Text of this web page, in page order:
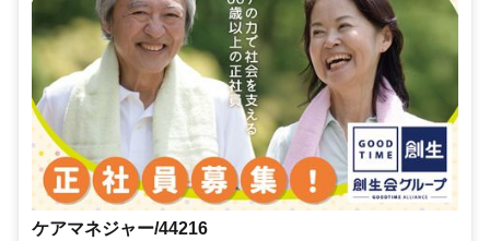
ケアマネジャー/44216